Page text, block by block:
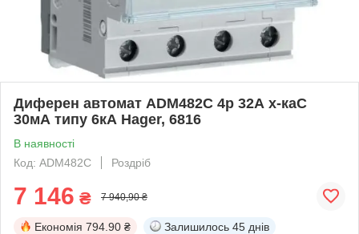
Диферен автомат ADM482C 4р 32А х-каС
30мА типу 6кА Hager, 6816
В наявності
Код: ADM482C
Роздріб
7 146 ₴ 7 940,90 ₴
Економія 794.90 ₴ Залишилось 45 днів